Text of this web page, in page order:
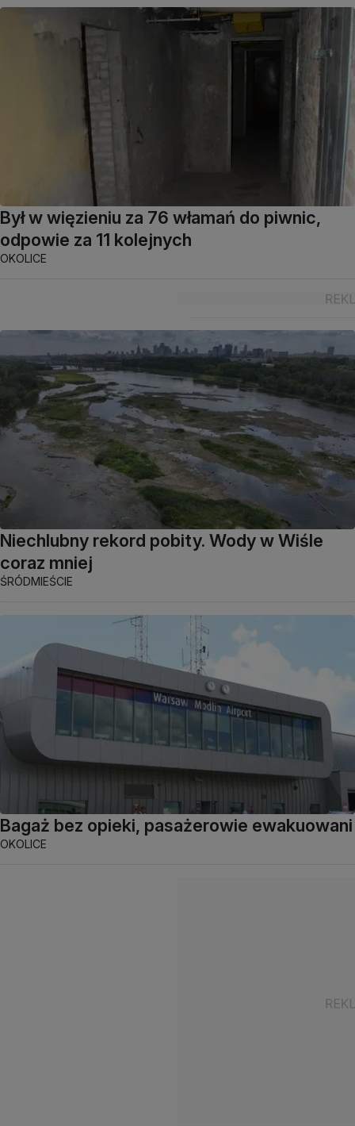
Był w więzieniu za 76 włamań do piwnic,
odpowie za 11 kolejnych
OKOLICE
Niechlubny rekord pobity. Wody w Wiśle
coraz mniej
ŚRÓDMIEŚCIE
Bagaż bez opieki, pasażerowie ewakuowani
OKOLICE